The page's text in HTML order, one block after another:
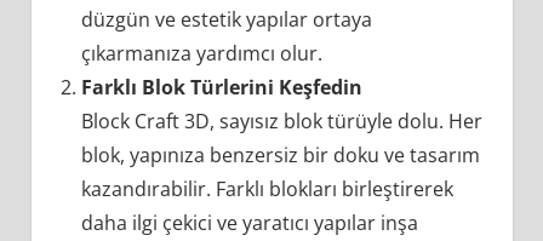
düzgün ve estetik yapılar ortaya
çıkarmanıza yardımcı olur.
Farklı Blok Türlerini Keşfedin
Block Craft 3D, sayısız blok türüyle dolu. Her
blok, yapınıza benzersiz bir doku ve tasarım
kazandırabilir. Farklı blokları birleştirerek
daha ilgi çekici ve yaratıcı yapılar inşa